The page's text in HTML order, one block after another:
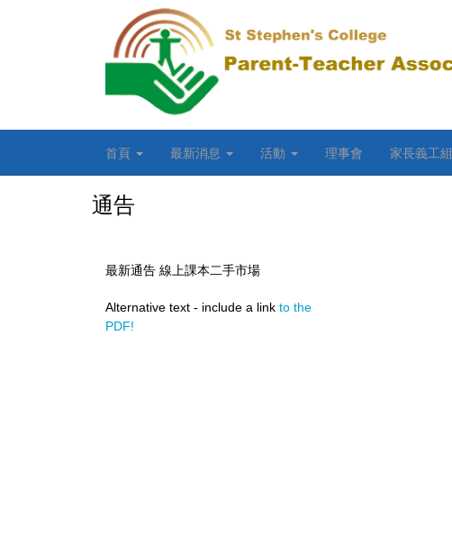
首頁 最新消息 活動 理事會 家長義工組
通告
最新通告 線上課本二手市場
Alternative text - include a link to the
PDF!